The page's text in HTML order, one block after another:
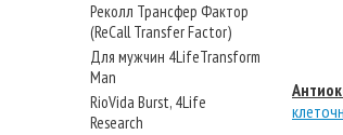
Реколл Трансфер Фактор
(ReCall Transfer Factor)
Для мужчин 4LifeTransform
Man
RioVida Burst, 4Life
Research